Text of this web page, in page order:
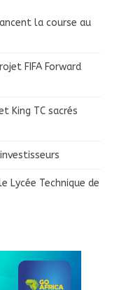
la course au
FIFA Forward
King TC sacrés
Lycée Technique de